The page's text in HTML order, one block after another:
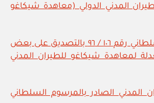
المدني الدولي (معاهدة شيكاغو
المرسوم السلطاني رقم ١٠٦ / ٩٦ بالتصديق على بعض
لمعاهدة شيكاغو للطيران المدني
المدني الصادر بالمرسوم السلطاني